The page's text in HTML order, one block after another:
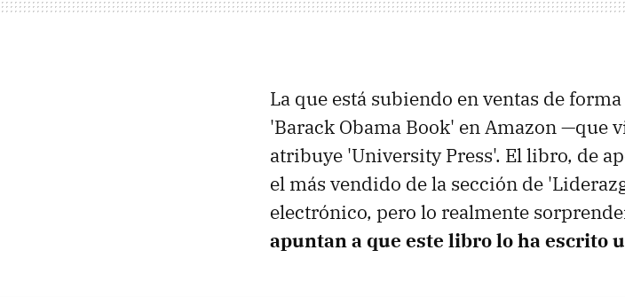
La que está subiendo en ventas de
'Barack Obama Book' en Amazon —que
atribuye 'University Press'. El libro, de
el más vendido de la sección de
electrónico, pero lo realmente
apuntan a que este libro lo ha escrito